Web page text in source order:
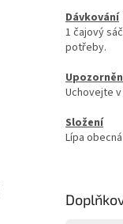
Dávkování
1 čajový
potřeby.
Uchovejte
Složení
Lípa